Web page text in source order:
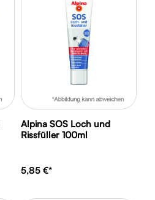
Alpina SOS Loch und
Rissfüller 100ml
5,85 €*